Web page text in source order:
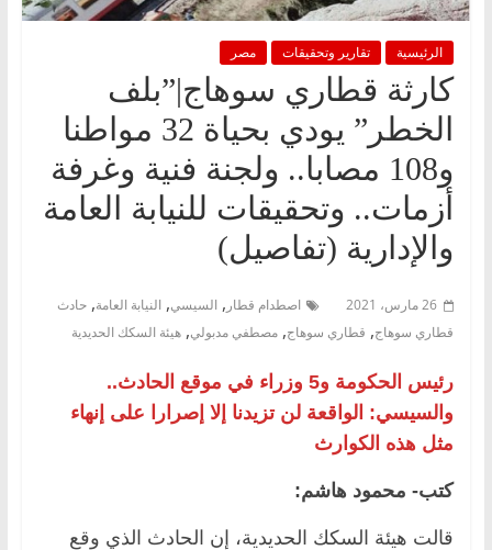
الرئيسية تقارير وتحقيقات مصر
كارثة قطاري سوهاج|”بلف
الخطر” يودي بحياة 32 مواطنا
و108 مصابا.. ولجنة فنية وغرفة
أزمات.. وتحقيقات للنيابة العامة
والإدارية (تفاصيل)
26 مارس، 2021 اصطدام قطار , السيسي, النيابة العامة, حادث
قطاري سوهاج, قطاري سوهاج, مصطفي مدبولي, هيئة السكك الحديدية
رئيس الحكومة و5 وزراء في موقع الحادث..
والسيسي: الواقعة لن تزيدنا إلا إصرارا على إنهاء
مثل هذه الكوارث
كتب- محمود هاشم:
قالت هيئة السكك الحديدية، إن الحادث الذي وقع